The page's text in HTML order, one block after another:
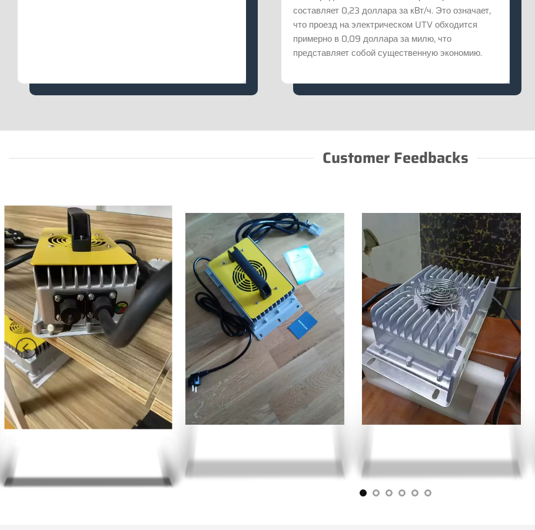
составляет 0,23 доллара за кВт/ч. Это означает,
что проезд на электрическом UTV обходится
примерно в 0,09 доллара за милю, что
представляет собой существенную экономию.
Customer Feedbacks